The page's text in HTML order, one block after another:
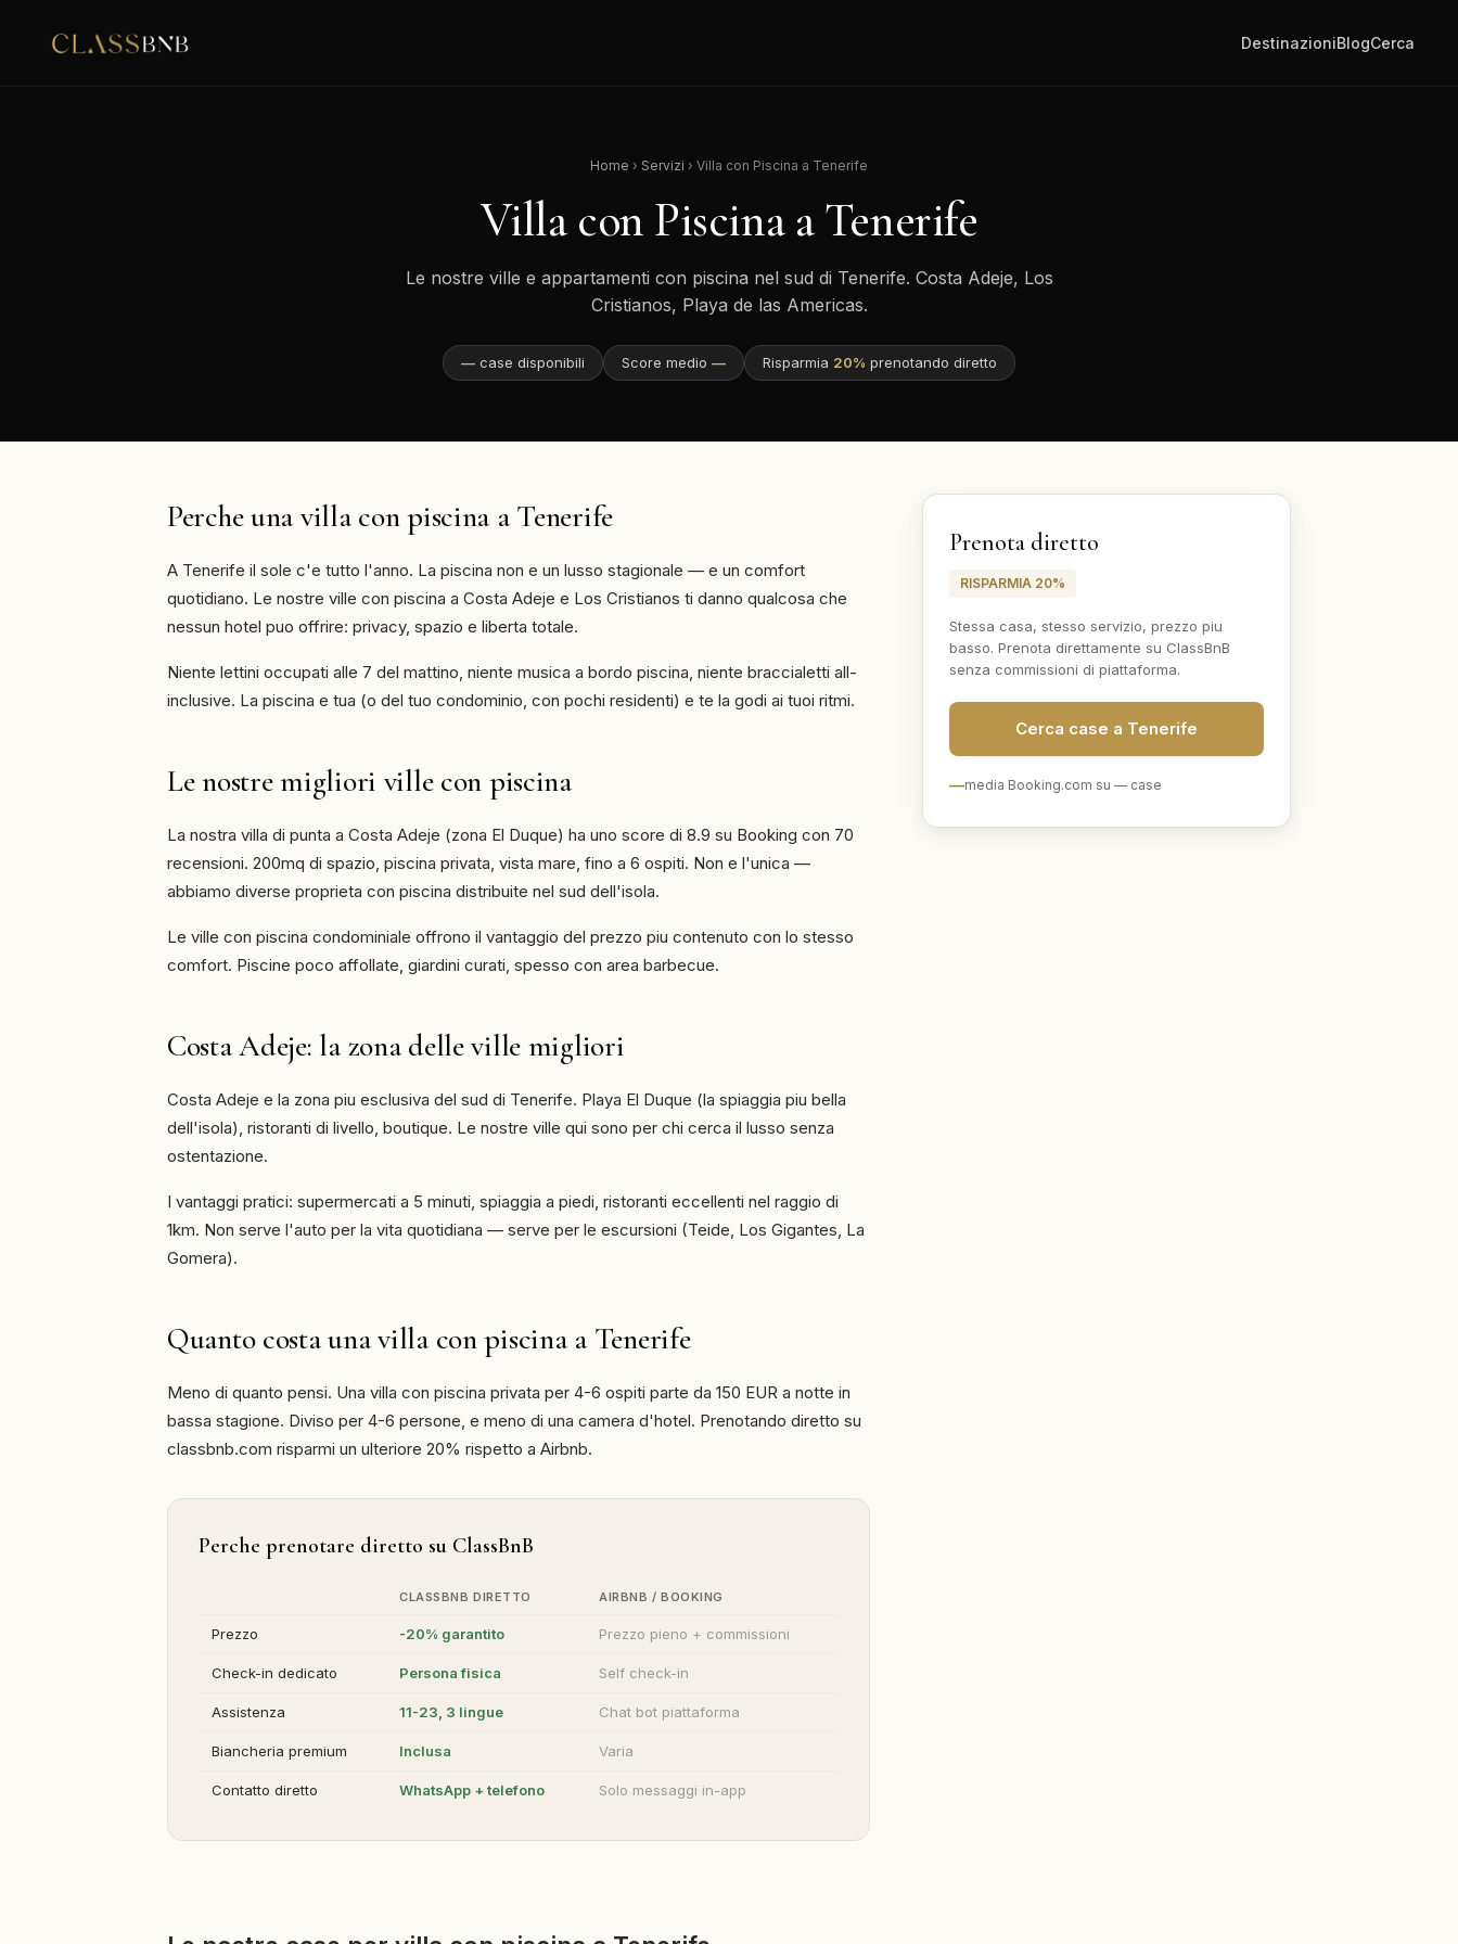
DestinazioniBlogCerca
Home › Servizi › Villa con Piscina a Tenerife
Villa con Piscina a Tenerife
Le nostre ville e appartamenti con piscina nel sud di Tenerife. Costa Adeje, Los
Cristianos, Playa de las Americas.
— case disponibili Score medio — Risparmia 20% prenotando diretto
Perche una villa con piscina a Tenerife
A Tenerife il sole c'e tutto l'anno. La piscina non e un lusso stagionale — e un comfort
quotidiano. Le nostre ville con piscina a Costa Adeje e Los Cristianos ti danno qualcosa che
nessun hotel puo offrire: privacy, spazio e liberta totale.
Niente lettini occupati alle 7 del mattino, niente musica a bordo piscina, niente braccialetti all-
inclusive. La piscina e tua (o del tuo condominio, con pochi residenti) e te la godi ai tuoi ritmi.
Le nostre migliori ville con piscina
La nostra villa di punta a Costa Adeje (zona El Duque) ha uno score di 8.9 su Booking con 70
recensioni. 200mq di spazio, piscina privata, vista mare, fino a 6 ospiti. Non e l'unica —
abbiamo diverse proprieta con piscina distribuite nel sud dell'isola.
Le ville con piscina condominiale offrono il vantaggio del prezzo piu contenuto con lo stesso
comfort. Piscine poco affollate, giardini curati, spesso con area barbecue.
Costa Adeje: la zona delle ville migliori
Costa Adeje e la zona piu esclusiva del sud di Tenerife. Playa El Duque (la spiaggia piu bella
dell'isola), ristoranti di livello, boutique. Le nostre ville qui sono per chi cerca il lusso senza
ostentazione.
I vantaggi pratici: supermercati a 5 minuti, spiaggia a piedi, ristoranti eccellenti nel raggio di
1km. Non serve l'auto per la vita quotidiana — serve per le escursioni (Teide, Los Gigantes, La
Gomera).
Quanto costa una villa con piscina a Tenerife
Meno di quanto pensi. Una villa con piscina privata per 4-6 ospiti parte da 150 EUR a notte in
bassa stagione. Diviso per 4-6 persone, e meno di una camera d'hotel. Prenotando diretto su
classbnb.com risparmi un ulteriore 20% rispetto a Airbnb.
Perche prenotare diretto su ClassBnB
CLASSBNB DIRETTO AIRBNB / BOOKING
Prezzo -20% garantito Prezzo pieno + commissioni
Check-in dedicato Persona fisica Self check-in
Assistenza 11-23, 3 lingue Chat bot piattaforma
Biancheria premium Inclusa Varia
Contatto diretto WhatsApp + telefono Solo messaggi in-app
Prenota diretto
RISPARMIA 20%
Stessa casa, stesso servizio, prezzo piu
basso. Prenota direttamente su ClassBnB
senza commissioni di piattaforma.
Cerca case a Tenerife
—media Booking.com su — case